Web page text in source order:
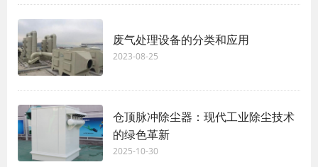
废气处理设备的分类和应用
2023-08-25
仓顶脉冲除尘器：现代工业除尘技术
的绿色革新
2025-10-30